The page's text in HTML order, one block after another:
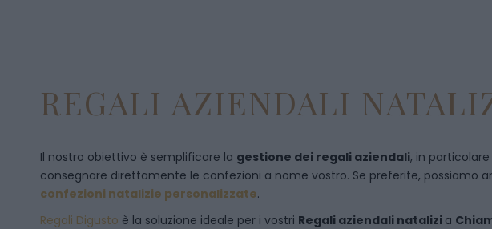
REGALI AZIENDALI
Il nostro obiettivo è semplificare la gestione dei regali aziendali, in particolare
consegnare direttamente le confezioni a nome vostro. Se preferite, possiamo
confezioni natalizie personalizzate.
Regali Digusto è la soluzione ideale per i vostri Regali aziendali natalizi a